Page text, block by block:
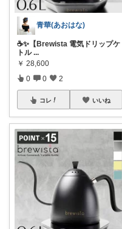
青華(あおはな)
☕✨【Brewista 電気ドリップケ
トル ...
￥ 28,600
0 0 2
コレ いいね